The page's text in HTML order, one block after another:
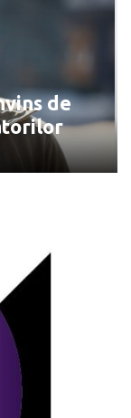
ușor
de
de victoria